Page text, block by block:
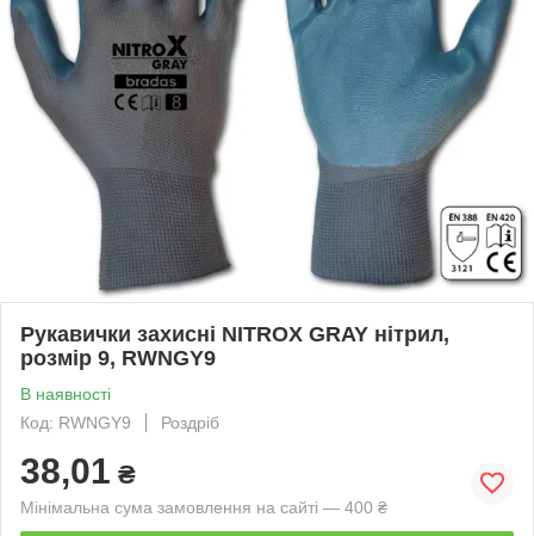
Рукавички захисні NITROX GRAY нітрил,
розмір 9, RWNGY9
В наявності
Код: RWNGY9
Роздріб
38,01 ₴
Мінімальна сума замовлення на сайті — 400 ₴